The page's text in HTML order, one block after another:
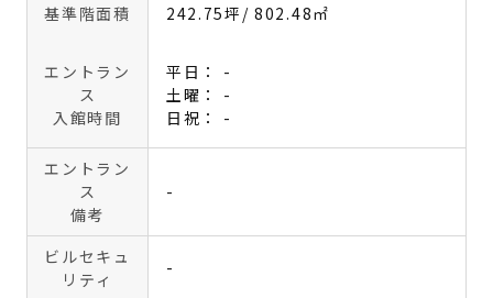
基準階面積 242.75坪 / 802.48㎡
エントラン
ス
入館時間
平日： -
土曜： -
日祝： -
エントラン
ス
備考
-
ビルセキュ
リティ
-